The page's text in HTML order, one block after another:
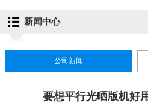
新闻中心
公司新闻
要想平行光晒版机好